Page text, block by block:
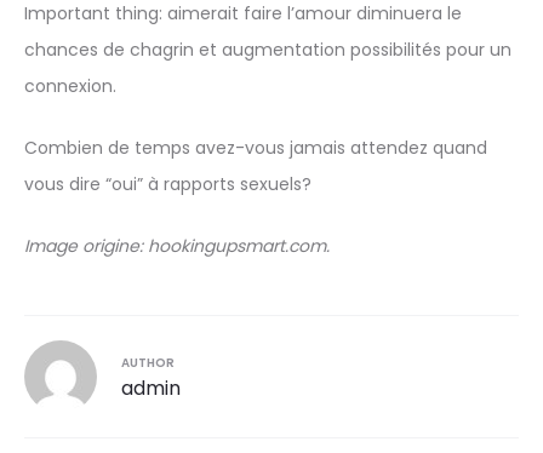
Important thing: aimerait faire l’amour diminuera le
chances de chagrin et augmentation possibilités pour un
connexion.
Combien de temps avez-vous jamais attendez quand
vous dire “oui” à rapports sexuels?
Image origine: hookingupsmart.com.
AUTHOR
admin